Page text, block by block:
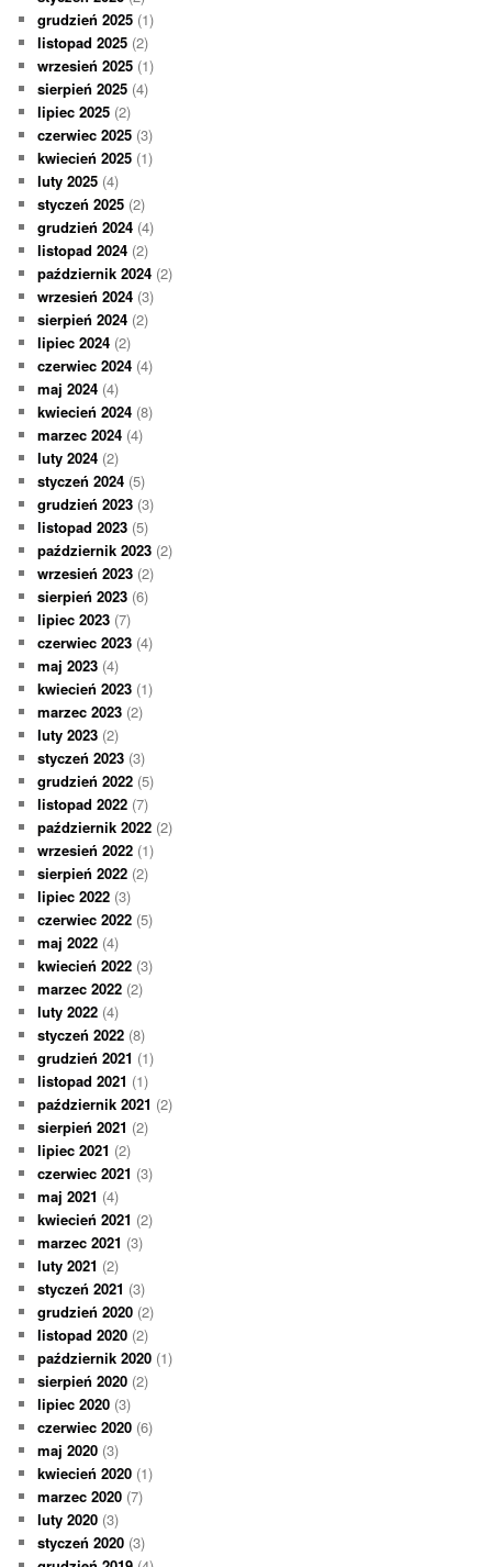
grudzień 2025 (1)
listopad 2025 (2)
wrzesień 2025 (1)
sierpień 2025 (4)
lipiec 2025 (2)
czerwiec 2025 (3)
kwiecień 2025 (1)
luty 2025 (4)
styczeń 2025 (2)
grudzień 2024 (4)
listopad 2024 (2)
październik 2024 (2)
wrzesień 2024 (3)
sierpień 2024 (2)
lipiec 2024 (2)
czerwiec 2024 (4)
maj 2024 (4)
kwiecień 2024 (8)
marzec 2024 (4)
luty 2024 (2)
styczeń 2024 (5)
grudzień 2023 (3)
listopad 2023 (5)
październik 2023 (2)
wrzesień 2023 (2)
sierpień 2023 (6)
lipiec 2023 (7)
czerwiec 2023 (4)
maj 2023 (4)
kwiecień 2023 (1)
marzec 2023 (2)
luty 2023 (2)
styczeń 2023 (3)
grudzień 2022 (5)
listopad 2022 (7)
październik 2022 (2)
wrzesień 2022 (1)
sierpień 2022 (2)
lipiec 2022 (3)
czerwiec 2022 (5)
maj 2022 (4)
kwiecień 2022 (3)
marzec 2022 (2)
luty 2022 (4)
styczeń 2022 (8)
grudzień 2021 (1)
listopad 2021 (1)
październik 2021 (2)
sierpień 2021 (2)
lipiec 2021 (2)
czerwiec 2021 (3)
maj 2021 (4)
kwiecień 2021 (2)
marzec 2021 (3)
luty 2021 (2)
styczeń 2021 (3)
grudzień 2020 (2)
listopad 2020 (2)
październik 2020 (1)
sierpień 2020 (2)
lipiec 2020 (3)
czerwiec 2020 (6)
maj 2020 (3)
kwiecień 2020 (1)
marzec 2020 (7)
luty 2020 (3)
styczeń 2020 (3)